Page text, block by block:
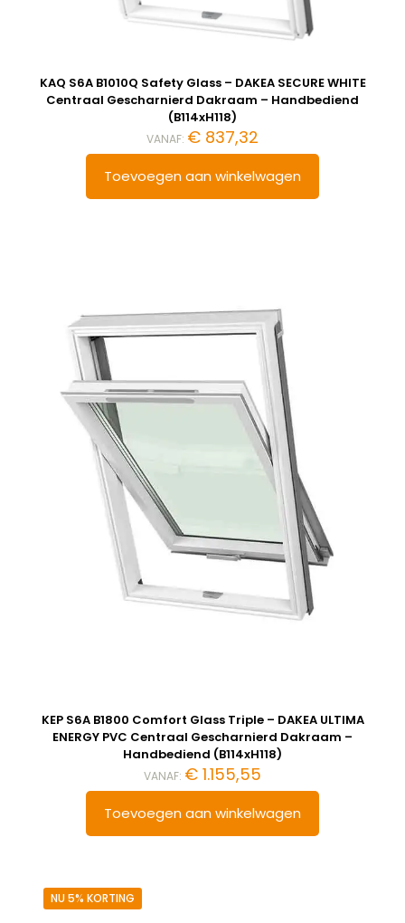
KAQ S6A B1010Q Safety Glass – DAKEA SECURE WHITE
Centraal Gescharnierd Dakraam – Handbediend
(B114xH118)
VANAF: € 837,32
Toevoegen aan winkelwagen
KEP S6A B1800 Comfort Glass Triple – DAKEA ULTIMA
ENERGY PVC Centraal Gescharnierd Dakraam –
Handbediend (B114xH118)
VANAF: € 1.155,55
Toevoegen aan winkelwagen
NU 5% KORTING